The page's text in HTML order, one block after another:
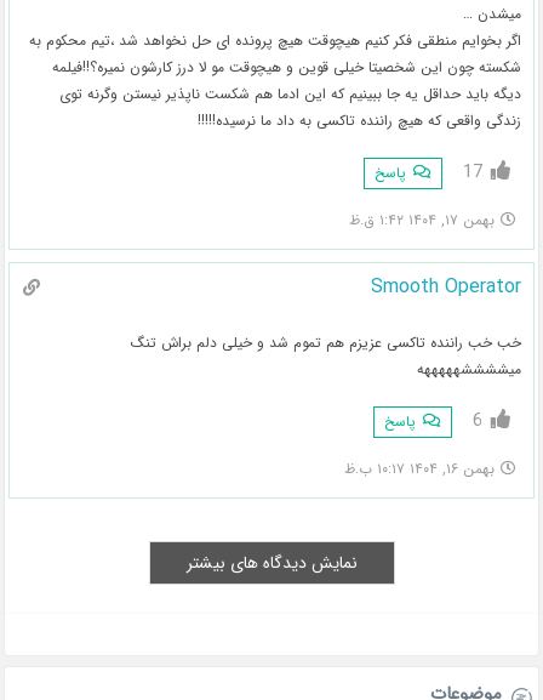
میشدن …
اگر بخوایم منطقی فکر کنیم هیچوقت هیچ پرونده ای حل نخواهد شد ،تیم محکوم به
شکسته چون این شخصیتا خیلی قوین و هیچوقت مو لا درز کارشون نمیره؟!!فیلمه
دیگه باید حداقل یه جا ببینیم که این ادما هم شکست ناپذیر نیستن وگرنه توی
زندگی واقعی که هیچ راننده تاکسی به داد ما نرسیده!!!!!
17 پاسخ
بهمن ۱۷, ۱۴۰۴ ۱:۴۲ ق.ظ
Smooth Operator
خب خب راننده تاکسی عزیزم هم تموم شد و خیلی دلم براش تنگ
میششششهههههه
6 پاسخ
بهمن ۱۶, ۱۴۰۴ ۱۰:۱۷ ب.ظ
نمایش دیدگاه های بیشتر
موضوعات